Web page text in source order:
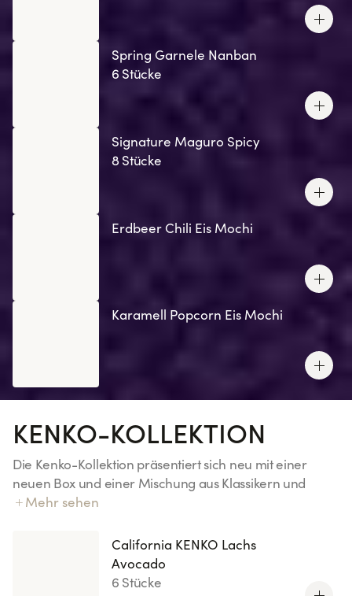
Spring Garnele Nanban
6 Stücke
Signature Maguro Spicy
8 Stücke
Erdbeer Chili Eis Mochi
Karamell Popcorn Eis Mochi
KENKO-KOLLEKTION
Die Kenko-Kollektion präsentiert sich neu mit einer
neuen Box und einer Mischung aus Klassikern und
Innovationen von Sushi Shop! Unser exklusiver Kenko-
Mehr sehen
California KENKO Lachs
Avocado
6 Stücke